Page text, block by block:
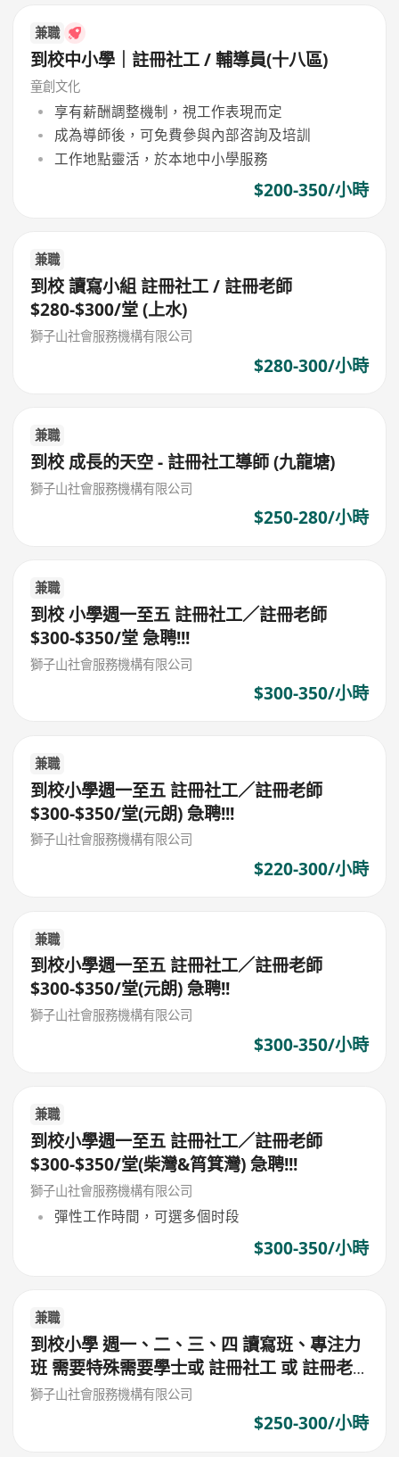
兼職
到校中小學｜註冊社工 / 輔導員(十八區)
童創文化
享有薪酬調整機制，視工作表現而定
成為導師後，可免費參與內部咨詢及培訓
工作地點靈活，於本地中小學服務
$200-350/小時
兼職
到校 讀寫小組 註冊社工 / 註冊老師
$280-$300/堂 (上水)
獅子山社會服務機構有限公司
$280-300/小時
兼職
到校 成長的天空 - 註冊社工導師 (九龍塘)
獅子山社會服務機構有限公司
$250-280/小時
兼職
到校 小學週一至五 註冊社工／註冊老師
$300-$350/堂 急聘!!!
獅子山社會服務機構有限公司
$300-350/小時
兼職
到校小學週一至五 註冊社工／註冊老師
$300-$350/堂(元朗) 急聘!!!
獅子山社會服務機構有限公司
$220-300/小時
兼職
到校小學週一至五 註冊社工／註冊老師
$300-$350/堂(元朗) 急聘!!
獅子山社會服務機構有限公司
$300-350/小時
兼職
到校小學週一至五 註冊社工／註冊老師
$300-$350/堂(柴灣&筲箕灣) 急聘!!!
獅子山社會服務機構有限公司
彈性工作時間，可選多個时段
$300-350/小時
兼職
到校小學 週一、二、三、四 讀寫班、專注力
班 需要特殊需要學士或 註冊社工 或 註冊老
師 或 心理學學士 $300/堂 (筲箕灣東)
獅子山社會服務機構有限公司
$250-300/小時